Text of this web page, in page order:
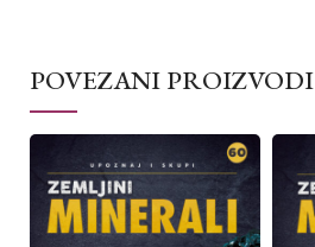
POVEZANI PROIZVODI